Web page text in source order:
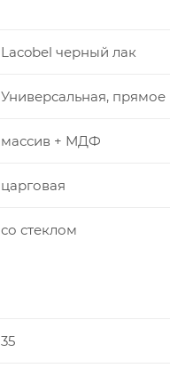
Lacobel черный лак
Универсальная, прямое
массив + МДФ
царговая
со стеклом
35